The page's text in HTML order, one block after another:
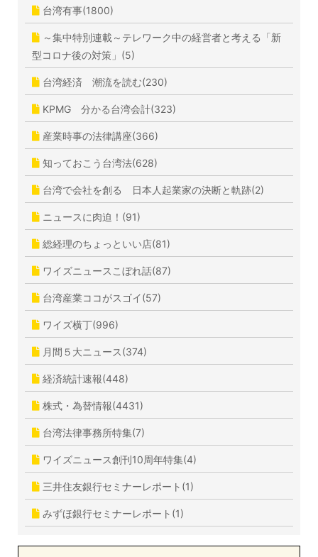
台湾有事(1800)
～集中特別連載～テレワーク中の経営者と考える「新
型コロナ後の対策」(5)
台湾経済 潮流を読む(230)
KPMG 分かる台湾会計(323)
産業時事の法律講座(366)
知っておこう台湾法(628)
台湾で会社を創る 日本人起業家の決断と軌跡(2)
ニュースに肉迫！(91)
総経理のちょっといい店(81)
ワイズニュースこぼれ話(87)
台湾産業ココがスゴイ(57)
ワイズ横丁(996)
月間５大ニュース(374)
経済統計速報(448)
株式・為替情報(4431)
台湾法律事務所特集(7)
ワイズニュース創刊10周年特集(4)
三井住友銀行セミナーレポート(1)
みずほ銀行セミナーレポート(1)